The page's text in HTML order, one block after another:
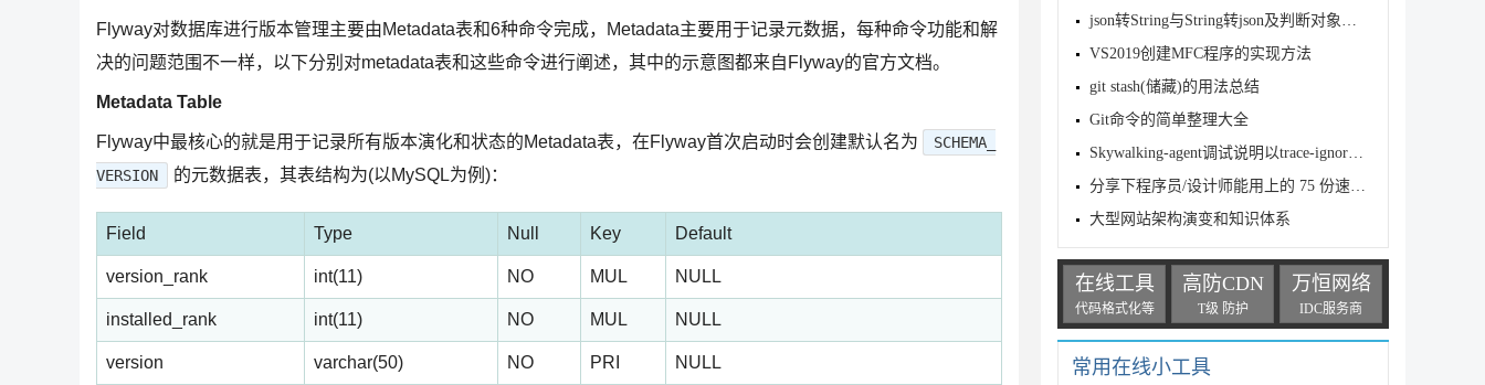
Flyway对数据库进行版本管理主要由Metadata表和6种命令完成，Metadata主要用于记录元数据，每种命令功能和解
决的问题范围不一样，以下分别对metadata表和这些命令进行阐述，其中的示意图都来自Flyway的官方文档。
Metadata Table
Flyway中最核心的就是用于记录所有版本演化和状态的Metadata表，在Flyway首次启动时会创建默认名为
SCHEMA_
VERSION
的元数据表，其表结构为(以MySQL为例)：
Field Type Null Key Default
version_rank int(11) NO MUL NULL
installed_rank int(11) NO MUL NULL
version varchar(50) NO PRI NULL
json转String与String转json及判断对象类型示例代码
VS2019创建MFC程序的实现方法
git stash(储藏)的用法总结
Git命令的简单整理大全
Skywalking-agent调试说明以trace-ignore为例
分享下程序员/设计师能用上的 75 份速查表
大型网站架构演变和知识体系
在线工具
代码格式化等
高防CDN
T级 防护
万恒网络
IDC服务商
常用在线小工具